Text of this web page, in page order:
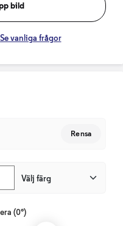
bild
Se vanliga frågor
Rensa
Välj färg
(0°)